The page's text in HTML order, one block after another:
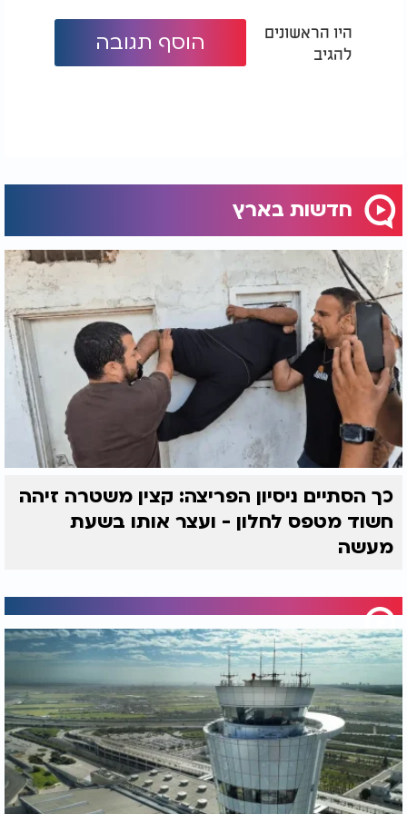
היו הראשונים
להגיב
הוסף תגובה
חדשות בארץ
כך הסתיים ניסיון הפריצה: קצין משטרה זיהה
חשוד מטפס לחלון - ועצר אותו בשעת
מעשה